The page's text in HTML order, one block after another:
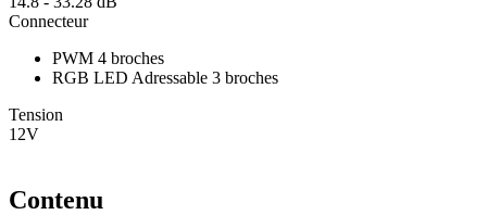
Connecteur
PWM 4 broches
RGB LED Adressable 3 broches
Tension
12V
Contenu